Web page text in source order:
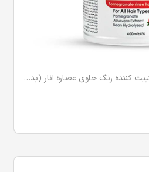
ماسک مو بنوید با آبکشی تثبیت کننده رنگ حاوی عصاره انار (بدون سولفات و پارابن)